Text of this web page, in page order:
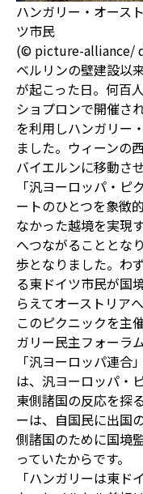
ハンガリー・オース
ツ市民
(© picture-alliance/
ベルリンの壁建設以
が起こった日。何百
ショプロンで開催さ
を利用しハンガリー
ました。ウィーンの
バイエルンに移動さ
「汎ヨーロッパ・
ートのひとつを象徴
なかった越境を実現
へつながることとな
歩となりました。わ
る東ドイツ市民が国
らえてオーストリア
このピクニックを主
ガリー民主フォーラ
「汎ヨーロッパ連合
は、汎ヨーロッパ・
東側諸国の反応を探
ーは、自国民に出国
側諸国のために国境
っていたからです。
「ハンガリーは東ド